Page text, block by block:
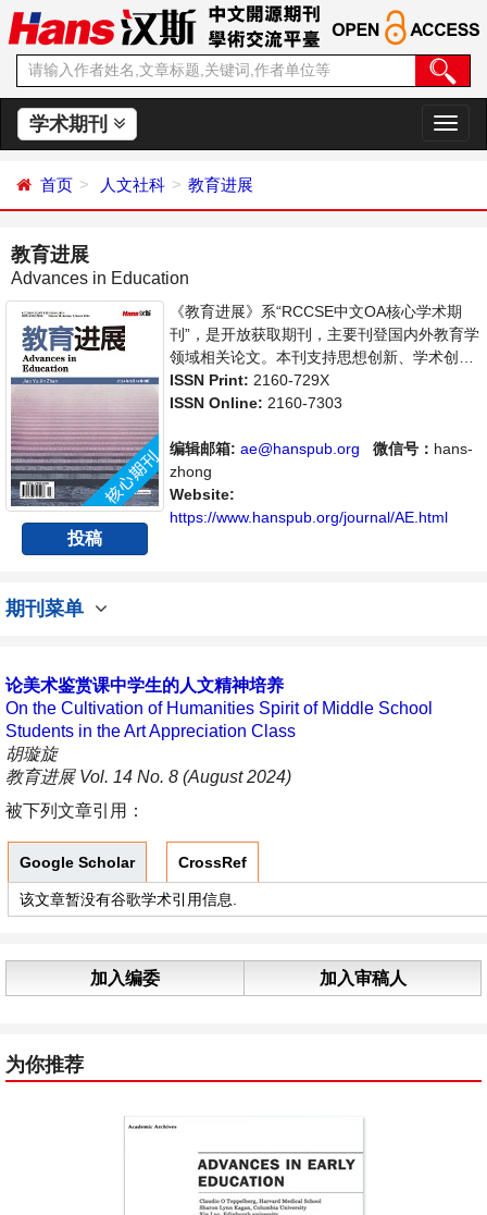
学术期刊
切
换
首页 人文社科 教育进展
教育进展
Advances in Education
投稿
《教育进展》系“RCCSE中文OA核心学术期
刊”，是开放获取期刊，主要刊登国内外教育学
领域相关论文。本刊支持思想创新、学术创
新，倡导科学，繁荣学术，集学术性、思想性
为一体，旨在给世界范围内的科学家、学者、
域内不同方向问题与发展的交流平台。
ISSN Print: 2160-729X
ISSN Online: 2160-7303
编辑邮箱: ae@hanspub.org 微信号： hans-
zhong
Website:
https://www.hanspub.org/journal/AE.html
期刊菜单
论美术鉴赏课中学生的人文精神培养
On the Cultivation of Humanities Spirit of Middle School
Students in the Art Appreciation Class
胡璇旋
教育进展 Vol. 14 No. 8 (August 2024)
被下列文章引用：
Google Scholar CrossRef
该文章暂没有谷歌学术引用信息.
加入编委 加入审稿人
为你推荐